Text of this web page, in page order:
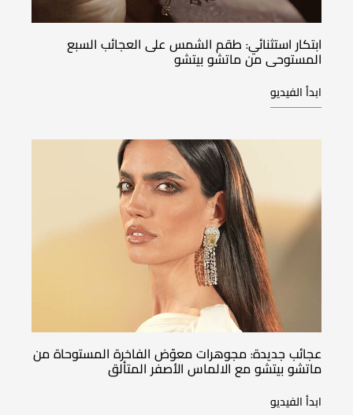
ابتكار استثنائي: طقم الشمس على العجائب السبع
المستوحى من ماتشو بيتشو
ابدأ الفيديو
عجائب جديدة: مجوهرات معوّض الفاخرة المستوحاة من
ماتشو بيتشو مع الالماس الأصفر المتألق
ابدأ الفيديو